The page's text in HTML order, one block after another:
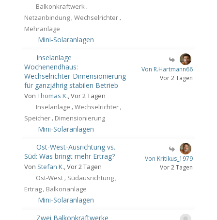
Balkonkraftwerk,
Netzanbindung , Wechselrichter ,
Mehranlage
Mini-Solaranlagen
Inselanlage
Wochenendhaus:
Wechselrichter-Dimensionierung
für ganzjährig stabilen Betrieb
Von Thomas K., Vor 2 Tagen
Inselanlage, Wechselrichter,
Speicher , Dimensionierung
Mini-Solaranlagen
Von R.Hartmann66
Vor 2 Tagen
Ost-West-Ausrichtung vs.
Süd: Was bringt mehr Ertrag?
Von Stefan K., Vor 2 Tagen
Ost-West, Südausrichtung,
Ertrag , Balkonanlage
Mini-Solaranlagen
Von Kritikus_1979
Vor 2 Tagen
Zwei Balkonkraftwerke